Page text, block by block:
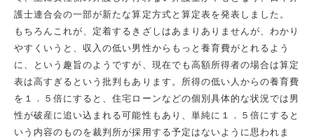
護士連合会の一部が新たな算定方式と算定表を発表しました。
もちろんこれが、定着するきざしはあまりありませんが、わかり
やすくいうと、収入の低い男性からもっと養育費がとれるよう
に、という趣旨のようですが、現在でも高額所得者の場合は算定
表は高すぎるという批判もあります。所得の低い人からの養育費
を１．５倍にすると、住宅ローンなどの個別具体的な状況では男
性が破産に追い込まれる可能性もあり、単純に１．５倍にすると
いう内容のものを裁判所が採用する予定はないように思われま